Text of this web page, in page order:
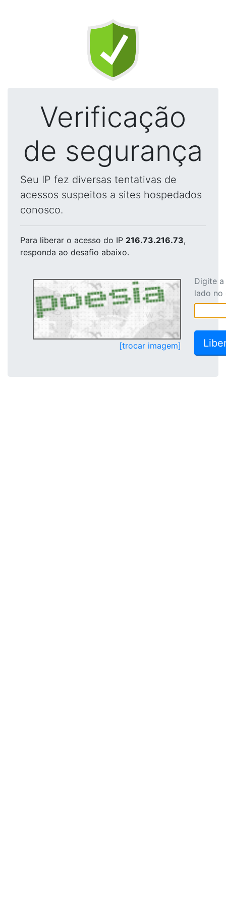
Verificação
de segurança
Seu IP fez diversas tentativas de
acessos suspeitos a sites hospedados
conosco.
Para liberar o acesso do IP 216.73.216.73,
responda ao desafio abaixo.
[trocar imagem]
Digite
lado no